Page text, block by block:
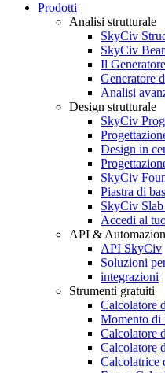
Prodotti
Analisi strutturale
SkyCiv
SkyCiv
Il
Generatore
Analisi
Design strutturale
SkyCiv
Design in
SkyCiv
Piastra di
SkyCiv
Accedi al
API &
API SkyCiv
Soluzioni
integrazioni
Strumenti gratuiti
Calcolatore
Momento di
Calcolatore
Calcolatore
Calcolatrice